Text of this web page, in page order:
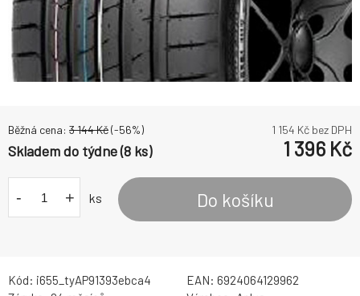
Běžná cena: 3 144Kč(-56%) 1 154 Kč bez DPH
Skladem do týdne (8 ks) 1 396 Kč
- + ks Do košíku
Kód: i655_tyAP91393ebca4 EAN: 6924064129962